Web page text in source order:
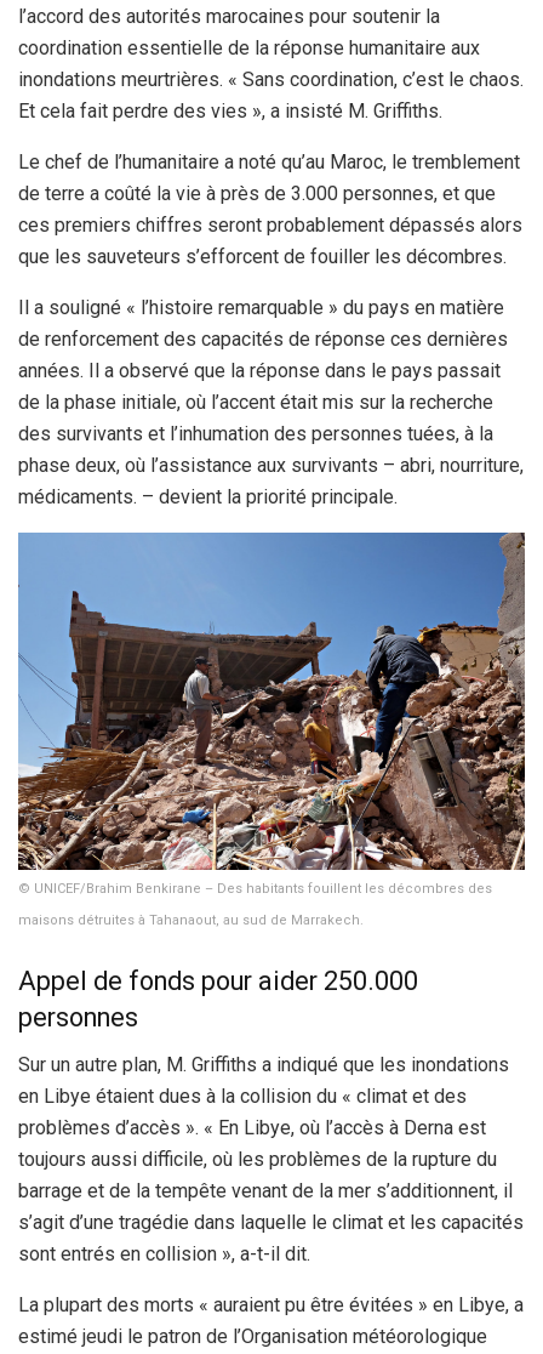
l’accord des autorités marocaines pour soutenir la
coordination essentielle de la réponse humanitaire aux
inondations meurtrières. « Sans coordination, c’est le chaos.
Et cela fait perdre des vies », a insisté M. Griffiths.
Le chef de l’humanitaire a noté qu’au Maroc, le tremblement
de terre a coûté la vie à près de 3.000 personnes, et que
ces premiers chiffres seront probablement dépassés alors
que les sauveteurs s’efforcent de fouiller les décombres.
Il a souligné « l’histoire remarquable » du pays en matière
de renforcement des capacités de réponse ces dernières
années. Il a observé que la réponse dans le pays passait
de la phase initiale, où l’accent était mis sur la recherche
des survivants et l’inhumation des personnes tuées, à la
phase deux, où l’assistance aux survivants – abri, nourriture,
médicaments. – devient la priorité principale.
© UNICEF/Brahim Benkirane – Des habitants fouillent les décombres des
maisons détruites à Tahanaout, au sud de Marrakech.
Appel de fonds pour aider 250.000
personnes
Sur un autre plan, M. Griffiths a indiqué que les inondations
en Libye étaient dues à la collision du « climat et des
problèmes d’accès ». « En Libye, où l’accès à Derna est
toujours aussi difficile, où les problèmes de la rupture du
barrage et de la tempête venant de la mer s’additionnent, il
s’agit d’une tragédie dans laquelle le climat et les capacités
sont entrés en collision », a-t-il dit.
La plupart des morts « auraient pu être évitées » en Libye, a
estimé jeudi le patron de l’Organisation météorologique